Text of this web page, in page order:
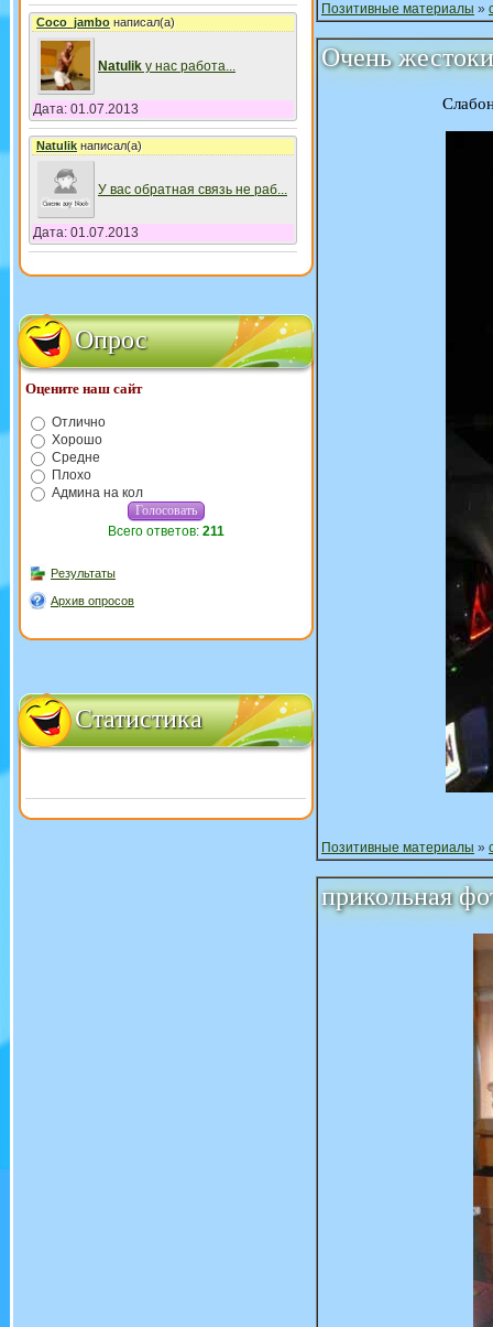
Coco_jambo написал(а)
Natulik у нас работа...
Дата: 01.07.2013
Natulikнаписал(а)
У вас обратная связь не раб...
Дата: 01.07.2013
Опрос
Оцените наш сайт
Отлично
Хорошо
Средне
Плохо
Админа на кол
Всего ответов: 211
Результаты
Архив опросов
Статистика
Позитивные материалы »
Очень
Позитивные материалы »
прикольная